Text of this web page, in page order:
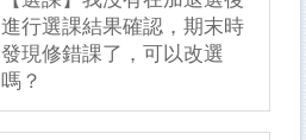
進行選課結果確認，期末時
發現修錯課了，可以改選
嗎？